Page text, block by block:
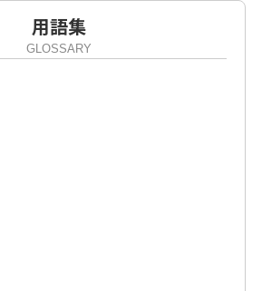
用語集
GLOSSARY